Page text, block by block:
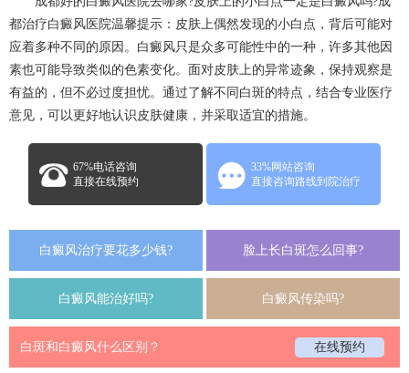
都治疗白癜风 医院温馨提示：皮肤上偶然发现的小白点，背后可能对
应着多种不同的原因。白癜风只是众多可能性中的一种，许多其他因
素也可能导致类似的色素变化。面对皮肤上的异常迹象，保持观察是
有益的，但不必过度担忧。通过了解不同白斑的特点，结合专业医疗
意见，可以更好地认识皮肤健康，并采取适宜的措施。
67%电话咨询
直接在线预约
33%网站咨询
直接咨询路线到院治疗
白癜风治疗要花多少钱? 脸上长白斑怎么回事?
白癜风能治好吗? 白癜风传染吗?
白斑和白癜风什么区别？ 在线预约